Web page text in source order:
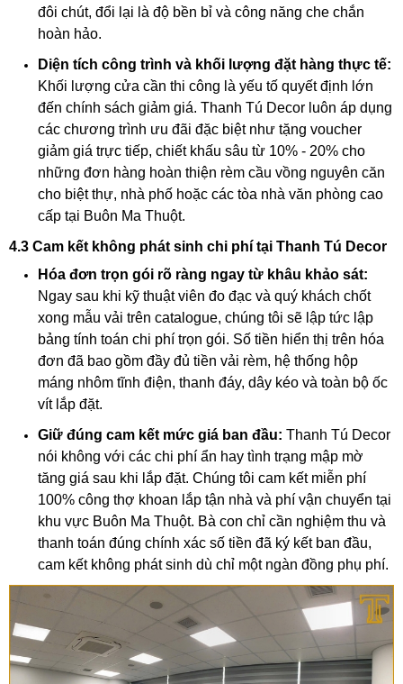
đôi chút, đổi lại là độ bền bỉ và công năng che chắn
hoàn hảo.
Diện tích công trình và khối lượng đặt hàng thực tế:
Khối lượng cửa cần thi công là yếu tố quyết định lớn
đến chính sách giảm giá. Thanh Tú Decor luôn áp dụng
các chương trình ưu đãi đặc biệt như tặng voucher
giảm giá trực tiếp, chiết khấu sâu từ 10% - 20% cho
những đơn hàng hoàn thiện rèm cầu vồng nguyên căn
cho biệt thự, nhà phố hoặc các tòa nhà văn phòng cao
cấp tại Buôn Ma Thuột.
4.3 Cam kết không phát sinh chi phí tại Thanh Tú Decor
Hóa đơn trọn gói rõ ràng ngay từ khâu khảo sát:
Ngay sau khi kỹ thuật viên đo đạc và quý khách chốt
xong mẫu vải trên catalogue, chúng tôi sẽ lập tức lập
bảng tính toán chi phí trọn gói. Số tiền hiển thị trên hóa
đơn đã bao gồm đầy đủ tiền vải rèm, hệ thống hộp
máng nhôm tĩnh điện, thanh đáy, dây kéo và toàn bộ ốc
vít lắp đặt.
Giữ đúng cam kết mức giá ban đầu: Thanh Tú Decor
nói không với các chi phí ẩn hay tình trạng mập mờ
tăng giá sau khi lắp đặt. Chúng tôi cam kết miễn phí
100% công thợ khoan lắp tận nhà và phí vận chuyển tại
khu vực Buôn Ma Thuột. Bà con chỉ cần nghiệm thu và
thanh toán đúng chính xác số tiền đã ký kết ban đầu,
cam kết không phát sinh dù chỉ một ngàn đồng phụ phí.